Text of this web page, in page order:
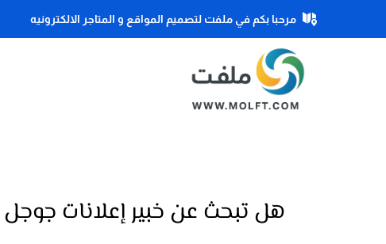
مرحبا بكم في ملفت لتصميم المواقع و المتاجر الالكترونيه
هل تبحث عن خبير إعلانات